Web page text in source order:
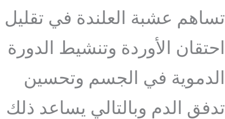
تساهم عشبة العلندة في تقليل
احتقان الأوردة وتنشيط الدورة
الدموية في الجسم وتحسين
تدفق الدم وبالتالي يساعد ذلك